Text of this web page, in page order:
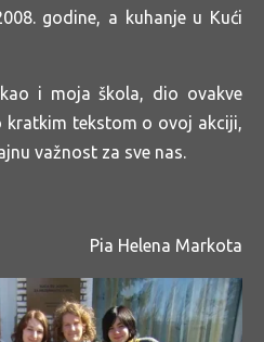
godine, a kuhanje u Kući
i moja škola, dio ovakve
kratkim tekstom o ovoj akciji,
važnost za sve nas.
Pia Helena Markota